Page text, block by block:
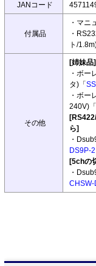
JANコード
付属品
・マニ
・
ト/
その他
[姉妹品]
・ボー
タ)「
・ボー
240V)「
ら]
・
DS9P-2
[5chの
・
CHSW-